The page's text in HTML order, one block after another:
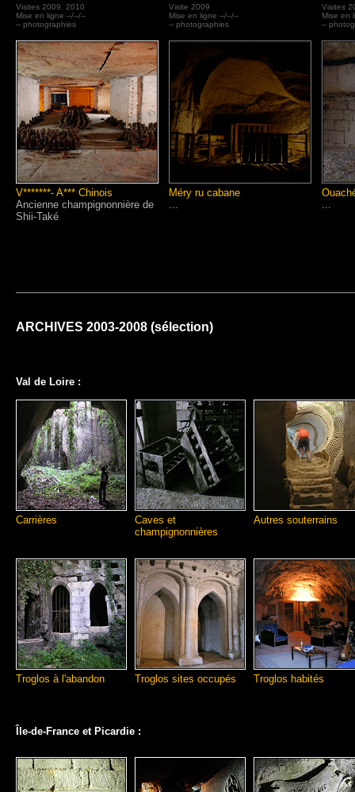
Carrières
ARCHIVES 2003-2008 (sélection)
Caves et
champignonnières
Autres souterrains
Troglos à l'abandon Troglos sites occupés Troglos habités
Val de Loire :
Île-de-France et Picardie :
Visites
Mise en
--
Visite 2009
Mise en ligne --/--/--
-- photographies
Visites 2009, 2010
Mise en ligne --/--/--
-- photographies
...
Méry ru cabane
...
V*******- A*** Chinois
Ancienne champignonnière de
Shii-Také